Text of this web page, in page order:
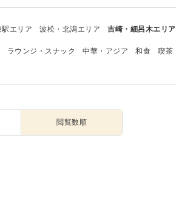
エリア 波松・北潟エリア 吉崎・細呂木エリア
ラウンジ・スナック 中華・アジア 和食 喫茶
閲覧数順